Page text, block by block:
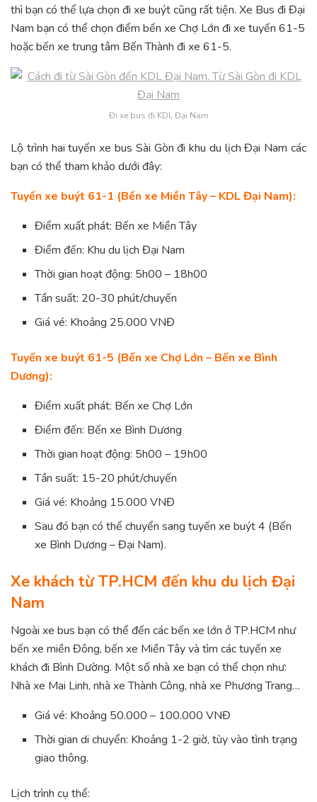
thì bạn có thể lựa chọn đi xe buýt cũng rất tiện. Xe Bus đi Đại
Nam bạn có thể chọn điểm bến xe Chợ Lớn đi xe tuyến 61-5
hoặc bến xe trung tâm Bến Thành đi xe 61-5.
Đi xe bus đi KDL Đại Nam
Lộ trình hai tuyến xe bus Sài Gòn đi khu du lịch Đại Nam các
bạn có thể tham khảo dưới đây:
Tuyến xe buýt 61-1 (Bến xe Miền Tây – KDL Đại Nam):
Điểm xuất phát: Bến xe Miền Tây
Điểm đến: Khu du lịch Đại Nam
Thời gian hoạt động: 5h00 – 18h00
Tần suất: 20-30 phút/chuyến
Giá vé: Khoảng 25.000 VNĐ
Tuyến xe buýt 61-5 (Bến xe Chợ Lớn – Bến xe Bình
Dương):
Điểm xuất phát: Bến xe Chợ Lớn
Điểm đến: Bến xe Bình Dương
Thời gian hoạt động: 5h00 – 19h00
Tần suất: 15-20 phút/chuyến
Giá vé: Khoảng 15.000 VNĐ
Sau đó bạn có thể chuyển sang tuyến xe buýt 4 (Bến
xe Bình Dương – Đại Nam).
Xe khách từ TP.HCM đến khu du lịch Đại
Nam
Ngoài xe bus bạn có thể đến các bến xe lớn ở TP.HCM như
bến xe miền Đông, bến xe Miền Tây và tìm các tuyến xe
khách đi Bình Dường. Một số nhà xe bạn có thể chọn như:
Nhà xe Mai Linh, nhà xe Thành Công, nhà xe Phương Trang…
Giá vé: Khoảng 50.000 – 100.000 VNĐ
Thời gian di chuyển: Khoảng 1-2 giờ, tùy vào tình trạng
giao thông.
Lịch trình cụ thể: